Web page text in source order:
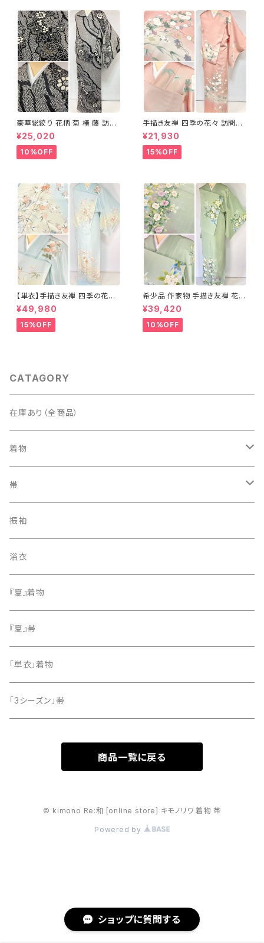
ショップに質問する
豪華総絞り 花柄 菊 椿 藤 訪問
着 鹿の子絞り ラメ 正絹 黒 白
グレー 1435
¥25,020
10%OFF
手描き友禅 四季の花々 訪問着
袷 正絹 サーモンピンク クリー
ム 白 桃花色 1434
¥21,930
15%OFF
【単衣】手描き友禅 四季の花々
正絹 訪問着 水色 黄緑 白 パス
テルカラー 1431
¥49,980
15%OFF
希少品 作家物 手描き友禅 花鳥
文 椿 沈丁花 訪問着 正絹 袷 黄
緑 青 白 1418
¥39,420
10%OFF
CATAGORY
在庫あり（全商品）
着物
訪問着・付下げ
紬
色無地
小紋
留袖
帯
袋帯
名古屋帯
振袖
浴衣
『夏』着物
『夏』帯
「単衣」着物
「3シーズン」帯
商品一覧に戻る
© kimono Re:和 [online store] キモノリワ 着物 帯
Powered by